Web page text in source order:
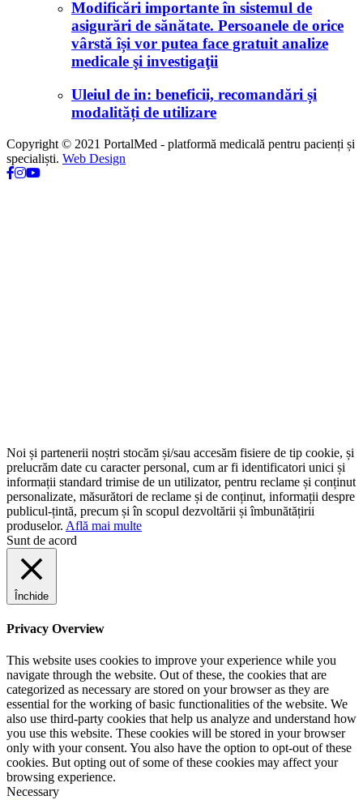
Modificări importante în sistemul de
asigurări de sănătate. Persoanele de orice
vârstă își vor putea face gratuit analize
medicale şi investigaţii
Uleiul de in: beneficii, recomandări și
modalități de utilizare
Copyright © 2021 PortalMed - platformă medicală pentru pacienți și
specialiști. Web Design
Noi și partenerii noștri stocăm și/sau accesăm fisiere de tip cookie, și
prelucrăm date cu caracter personal, cum ar fi identificatori unici și
informații standard trimise de un utilizator, pentru reclame și conținut
personalizate, măsurători de reclame și de conținut, informații despre
publicul-țintă, precum și în scopul dezvoltării și îmbunătățirii
produselor. Află mai multe
Sunt de acord
Închide
Privacy Overview
This website uses cookies to improve your experience while you
navigate through the website. Out of these, the cookies that are
categorized as necessary are stored on your browser as they are
essential for the working of basic functionalities of the website. We
also use third-party cookies that help us analyze and understand how
you use this website. These cookies will be stored in your browser
only with your consent. You also have the option to opt-out of these
cookies. But opting out of some of these cookies may affect your
browsing experience.
Necessary